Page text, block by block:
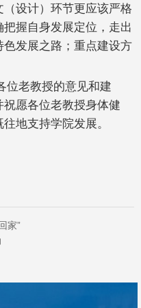
设计）环节更应该严格
握自身发展定位，走出
发展之路；重点建设方
老教授的意见和建
愿各位老教授身体健
地支持学院发展。
家”